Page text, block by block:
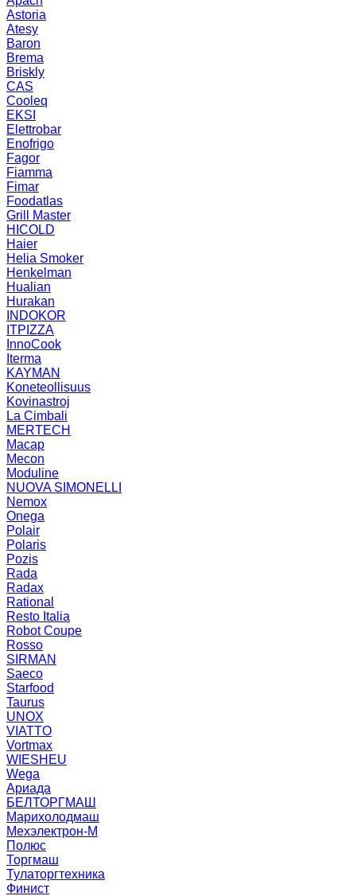
Astoria
Atesy
Baron
Brema
Briskly
CAS
Cooleq
EKSI
Elettrobar
Enofrigo
Fagor
Fiamma
Fimar
Foodatlas
Grill Master
HICOLD
Haier
Helia Smoker
Henkelman
Hualian
Hurakan
INDOKOR
ITPIZZA
InnoCook
Iterma
KAYMAN
Koneteollisuus
Kovinastroj
La Cimbali
MERTECH
Macap
Mecon
Moduline
NUOVA SIMONELLI
Nemox
Onega
Polair
Polaris
Pozis
Rada
Radax
Rational
Resto Italia
Robot Coupe
Rosso
SIRMAN
Saeco
Starfood
Taurus
UNOX
VIATTO
Vortmax
WIESHEU
Wega
Ариада
БЕЛТОРГМАШ
Марихолодмаш
Мехэлектрон-М
Полюс
Торгмаш
Тулаторгтехника
Финист